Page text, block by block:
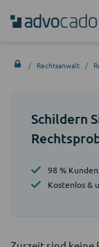
Rechtsanwalt
Schildern
98 %
Kostenlos &